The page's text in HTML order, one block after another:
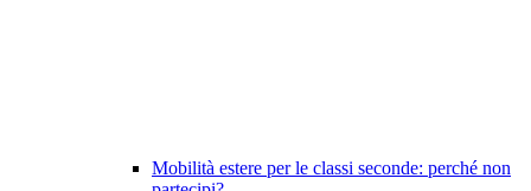
Mobilità estere per le classi seconde: perché non